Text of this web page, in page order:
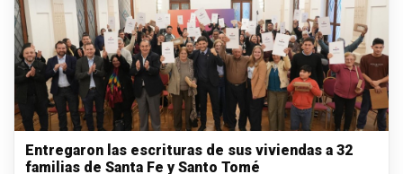
Entregaron las escrituras de sus viviendas a 32
familias de Santa Fe y Santo Tomé